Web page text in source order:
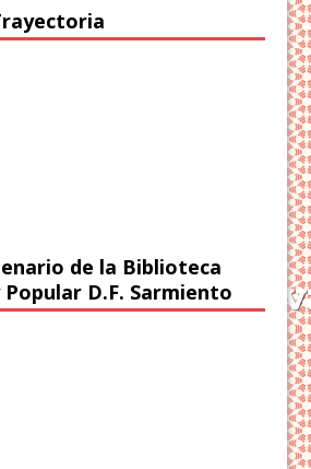
de la Biblioteca
D.F. Sarmiento